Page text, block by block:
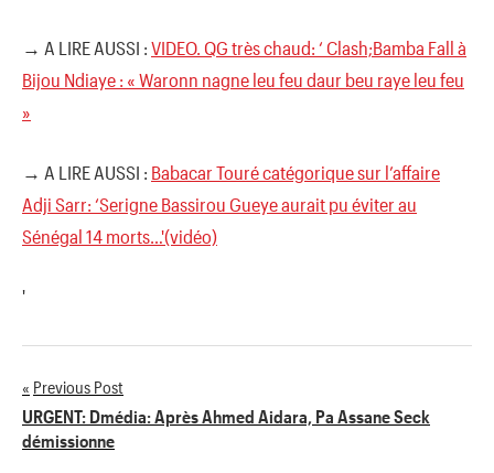
→ A LIRE AUSSI : VIDEO. QG très chaud: ‘ Clash;Bamba Fall à
Bijou Ndiaye : « Waronn nagne leu feu daur beu raye leu feu
»
→ A LIRE AUSSI : Babacar Touré catégorique sur l’affaire
Adji Sarr: ‘Serigne Bassirou Gueye aurait pu éviter au
Sénégal 14 morts…'(vidéo)
'
Navigation
de
Previous Post
URGENT: Dmédia: Après Ahmed Aidara, Pa Assane Seck
démissionne